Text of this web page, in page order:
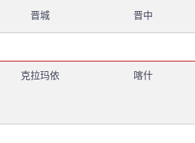
晋城 晋中
克拉玛依 喀什